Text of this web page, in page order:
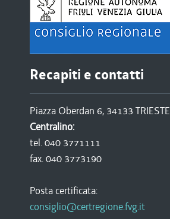
Recapiti e contatti
Piazza Oberdan 6, 34133 TRIESTE
Centralino:
tel. 040 3771111
fax. 040 3773190
Posta certificata:
consiglio@certregione.fvg.it